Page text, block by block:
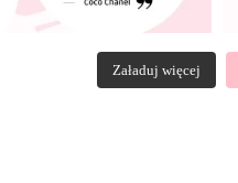
Załaduj więcej